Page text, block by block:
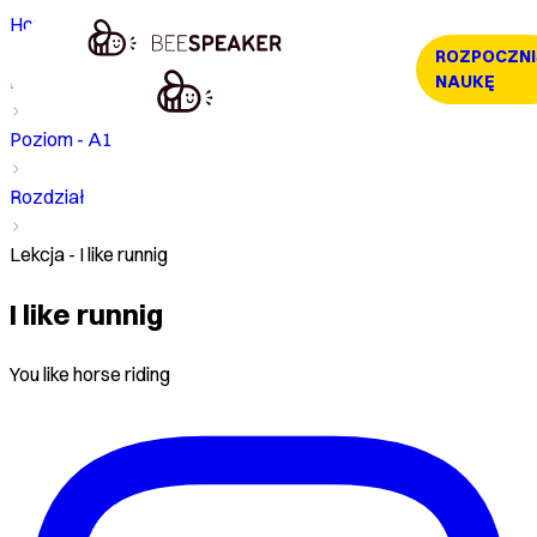
NAUKĘ
Home
Kurs
Poziom - A1
Rozdział
Lekcja - I like runnig
I like runnig
You like horse riding